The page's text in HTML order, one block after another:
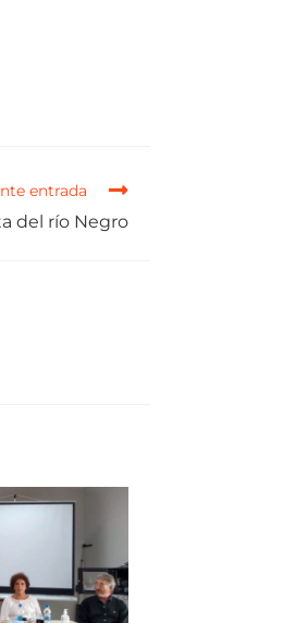
entrada
del río Negro